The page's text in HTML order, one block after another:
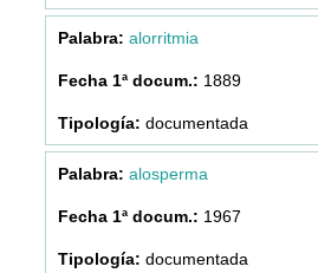
alorritmia
1889
documentada
alosperma
1967
documentada